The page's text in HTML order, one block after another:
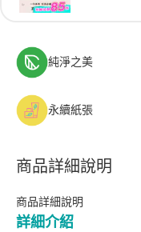
純淨之美
永續紙張
商品詳細說明
商品詳細說明
詳細介紹